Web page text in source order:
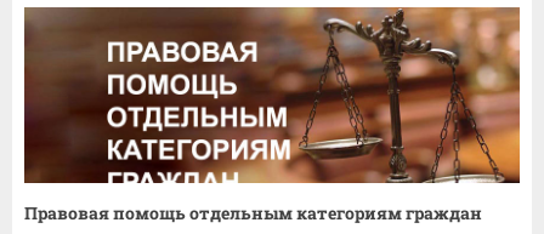
Правовая помощь отдельным категориям граждан